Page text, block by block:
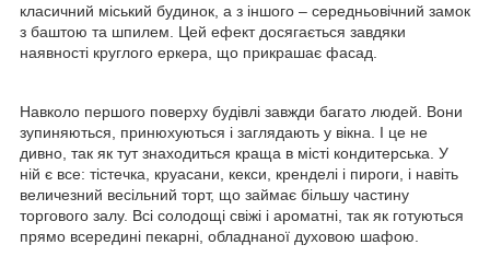
класичний міський будинок, а з іншого – середньовічний замок
з баштою та шпилем. Цей ефект досягається завдяки
наявності круглого еркера, що прикрашає фасад.
Навколо першого поверху будівлі завжди багато людей. Вони
зупиняються, принюхуються і заглядають у вікна. І це не
дивно, так як тут знаходиться краща в місті кондитерська. У
ній є все: тістечка, круасани, кекси, кренделі і пироги, і навіть
величезний весільний торт, що займає більшу частину
торгового залу. Всі солодощі свіжі і ароматні, так як готуються
прямо всередині пекарні, обладнаної духовою шафою.